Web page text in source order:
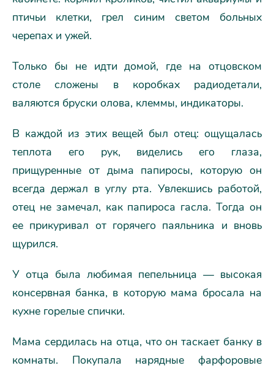
птичьи клетки, грел синим светом больных
черепах и ужей.
Только бы не идти домой, где на отцовском
столе сложены в коробках радиодетали,
валяются бруски олова, клеммы, индикаторы.
В каждой из этих вещей был отец: ощущалась
теплота его рук, виделись его глаза,
прищуренные от дыма папиросы, которую он
всегда держал в углу рта. Увлекшись работой,
отец не замечал, как папироса гасла. Тогда он
ее прикуривал от горячего паяльника и вновь
щурился.
У отца была любимая пепельница — высокая
консервная банка, в которую мама бросала на
кухне горелые спички.
Мама сердилась на отца, что он таскает банку в
комнаты. Покупала нарядные фарфоровые